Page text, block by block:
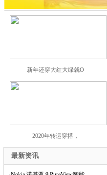
新年还穿大红大绿就O
2020年转运穿搭，
最新资讯